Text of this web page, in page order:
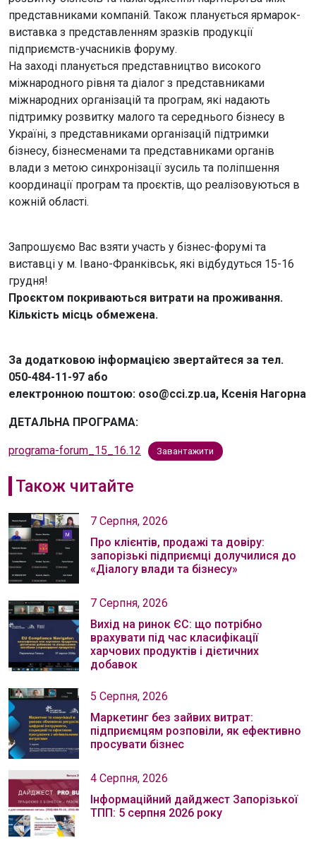
представниками компаній. Також планується ярмарок-
виставка з представленням зразків продукції
підприємств-учасників форуму.
На заході планується представництво високого
міжнародного рівня та діалог з представниками
міжнародних організацій та програм, які надають
підтримку розвитку малого та середнього бізнесу в
Україні, з представниками організацій підтримки
бізнесу, бізнесменами та представниками органів
влади з метою синхронізації зусиль та поліпшення
координації програм та проєктів, що реалізовуються в
кожній області.
Запрошуємо Вас взяти участь у бізнес-форумі та
виставці у м. Івано-Франківськ, які відбудуться 15-16
грудня!
Проєктом покриваються витрати на проживання.
Кількість місць обмежена.
За додатковою інформацією звертайтеся за тел.
050-484-11-97 або
електронною поштою: oso@cci.zp.ua, Ксенія Нагорна
ДЕТАЛЬНА ПРОГРАМА:
programa-forum_15_16.12 Завантажити
Також читайте
7 Серпня, 2026
Про клієнтів, продажі та довіру:
запорізькі підприємці долучилися до
«Діалогу влади та бізнесу»
7 Серпня, 2026
Вихід на ринок ЄС: що потрібно
врахувати під час класифікації
харчових продуктів і дієтичних
добавок
5 Серпня, 2026
Маркетинг без зайвих витрат:
підприємцям розповіли, як ефективно
просувати бізнес
4 Серпня, 2026
Інформаційний дайджест Запорізької
ТПП: 5 серпня 2026 року